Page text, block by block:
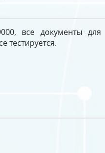
все документы
тестируется.